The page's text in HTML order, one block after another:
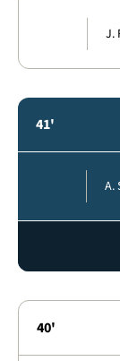
J.
41'
A.
40'